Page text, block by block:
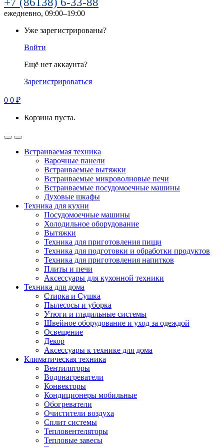
ежедневно, 09:00–19:00
Уже зарегистрированы?
Войти
Ещё нет аккаунта?
Зарегистрироваться
0 0 ₽
Корзина пуста.
Встраиваемая техника
Варочные панели
Встраиваемые вытяжки
Встраиваемые микроволновые печи
Встраиваемые посудомоечные машины
Духовые шкафы
Техника для кухни
Посудомоечные машины
Холодильное оборудование
Вытяжки
Техника для приготовления пищи
Техника для подготовки и обработки продуктов
Техника для приготовления напитков
Плиты и печи
Аксессуары для кухонной техники
Техника для дома
Стирка и Сушка
Пылесосы и уборка
Утюги и гладильные системы
Швейное оборудование и уход за одеждой
Освещение
Декор
Аксессуары к технике для дома
Климатическая техника
Вентиляторы
Водонагреватели
Конвекторы
Кондиционеры мобильные
Обогреватели
Очистители воздуха
Сплит системы
Тепловентеляторы
Тепловые завесы